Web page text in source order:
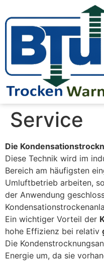
Service
Die
Diese Technik wird im
Bereich am häufigsten
Umluftbetrieb arbeiten,
der Anwendung
Ein wichtiger Vorteil der
hohe Effizienz bei relativ
Die
Energie um, da sie